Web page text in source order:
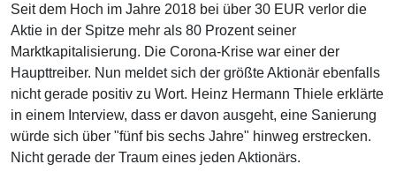
Seit dem Hoch im Jahre 2018 bei über 30 EUR verlor die
Aktie in der Spitze mehr als 80 Prozent seiner
Marktkapitalisierung. Die Corona-Krise war einer der
Haupttreiber. Nun meldet sich der größte Aktionär ebenfalls
nicht gerade positiv zu Wort. Heinz Hermann Thiele erklärte
in einem Interview, dass er davon ausgeht, eine Sanierung
würde sich über "fünf bis sechs Jahre" hinweg erstrecken.
Nicht gerade der Traum eines jeden Aktionärs.